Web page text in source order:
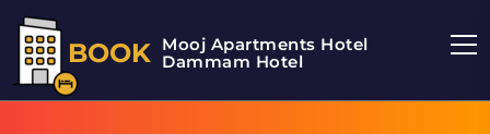
BOOK Mooj Apartments Hotel
Dammam Hotel